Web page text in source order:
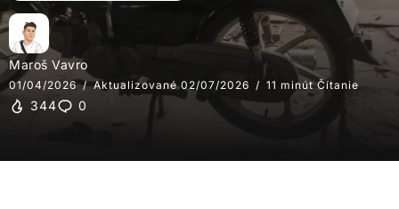
Maroš Vavro
01/04/2026 Aktualizované 02/07/2026 11 minút Čítanie
344 0